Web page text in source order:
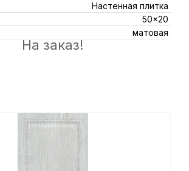
Настенная плитка
50x20
матовая
На заказ!